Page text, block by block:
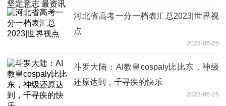
河北省高考一分一档表汇总2023|世界视
点
2023-06-25
斗罗大陆：AI教皇cospaly比比东，神级
还原达到，千寻疾的快乐
2023-06-25